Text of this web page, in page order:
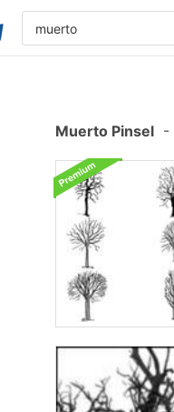
Muerto Pinsel -